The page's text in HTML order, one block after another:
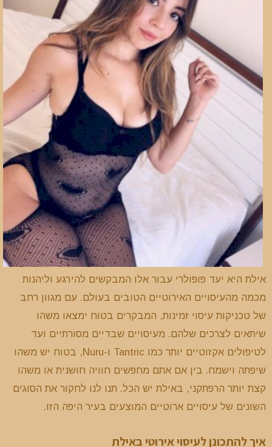
אילת היא יעד פופולרי עבור אלו המבקשים להירגע וליהנות
מכמה מהעיסויים האירוטיים הטובים בעולם. עם מגוון רחב
של טכניקות עיסוי זמינות, המבקרים בטוח ימצאו משהו
שיתאים לצרכים שלהם. מעיסויים שבדיים מסורתיים ועד
לטיפולים אקזוטיים יותר כמו Tantric ו-Nuru, בטוח יש משהו
שיפתה וישמח. בין אם אתם מחפשים חוויה חושנית או משהו
קצת יותר הרפתקני, באילת יש הכל. תנו לנו לחקור את הסוגים
השונים של עיסויים ארוטיים המוצעים בעיר היפה הזו.
איך להתכונן לעיסוי אירוטי באילת